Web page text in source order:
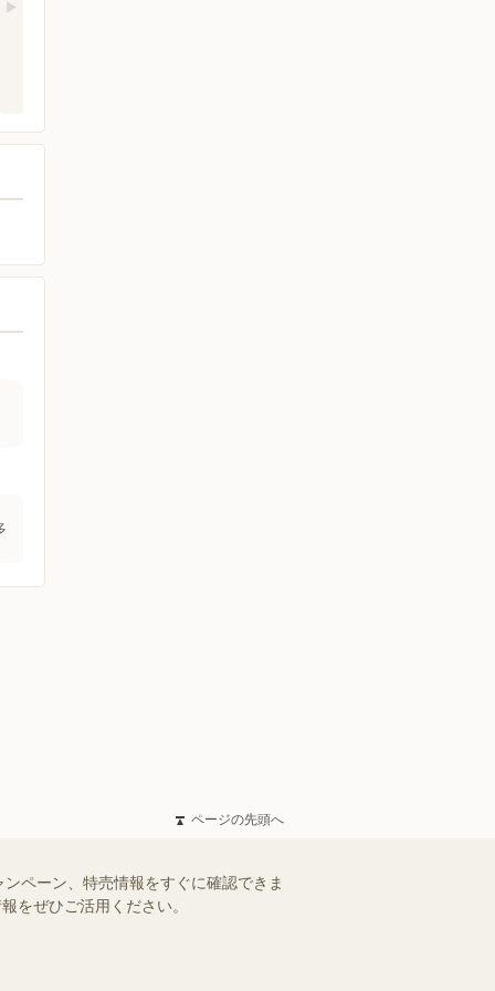
ページの先頭へ
ペーン、特売情報をすぐに確認できま
をぜひご活用ください。